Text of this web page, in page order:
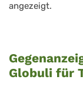
angezeigt.
Globuli für